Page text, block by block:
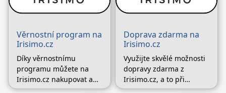
sekci s názvem „SALE“,
kde naleznete široký
prémiových (Pokračování
textu…)
doplňky pro každou
ruku, pro muže i ženy.
(Pokračování textu…)
Věrnostní program na
Irisimo.cz
Díky věrnostnímu
programu můžete na
Irisimo.cz nakupovat a
sbírat věrnostní body,
Doprava zdarma na
Irisimo.cz
Využijte skvělé možnosti
dopravy zdarma z
Irisimo.cz, a to při
splnění jediné podmínky